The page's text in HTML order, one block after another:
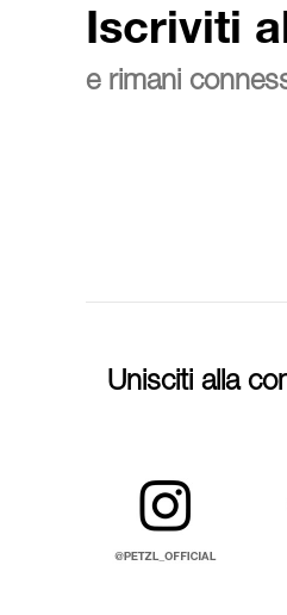
Iscriviti
e rimani
Unisciti alla